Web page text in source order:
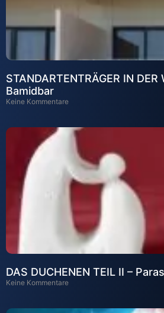
STANDARTENTRÄGER IN
Bamidbar
Keine Kommentare
DAS DUCHENEN TEIL II –
Keine Kommentare